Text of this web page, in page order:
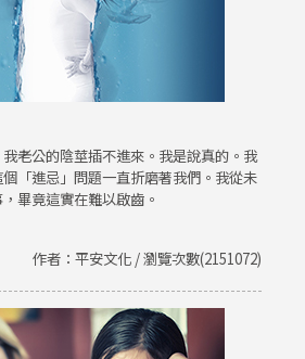
老公的陰莖插不進來。我是說真的。我
「進忌」問題一直折磨著我們。我從未
畢竟這實在難以啟齒。
作者：平安文化 / 瀏覽次數(2151072)